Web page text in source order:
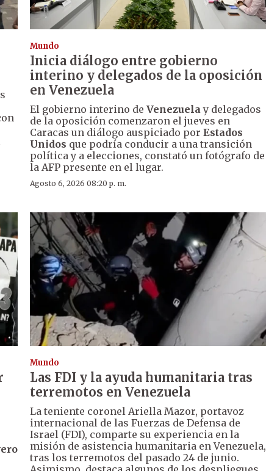
Mundo
Inicia diálogo entre gobierno
interino y delegados de la oposición
en Venezuela
El gobierno interino deVenezuelay delegados
de la oposición comenzaron el jueves en
Caracas un diálogo auspiciado porEstados
Unidos que podría conducir a una transición
política y a elecciones, constató un fotógrafo de
la AFP presente en el lugar.
Agosto 6, 2026 08:20 p. m.
Mundo
Las FDI y la ayuda humanitaria tras
terremotos en Venezuela
La teniente coronel Ariella Mazor, portavoz
internacional de las Fuerzas de Defensa de
Israel (FDI), comparte su experiencia en la
misión de asistencia humanitaria en Venezuela,
tras los terremotos del pasado 24 de junio.